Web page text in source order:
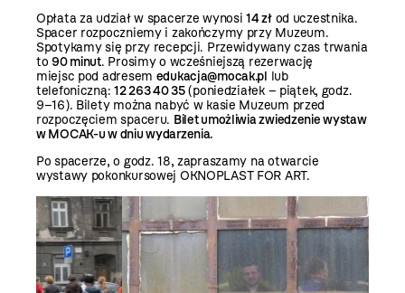
Opłata za udział w spacerze wynosi14 złod uczestnika.
Spacer rozpoczniemy i zakończymy przy Muzeum.
Spotykamy się przy recepcji. Przewidywany czas trwania
to90 minut. Prosimy o wcześniejszą rezerwację
miejsc pod adresem edukacja@mocak.pl lub
telefoniczną:12 263 40 35(poniedziałek – piątek, godz.
9–16). Bilety można nabyć w kasie Muzeum przed
rozpoczęciem spaceru. Bilet umożliwia zwiedzenie wystaw
w MOCAK-u w dniu wydarzenia.
Po spacerze, o godz. 18, zapraszamy naotwarcie
wystawy pokonkursowej OKNOPLAST FOR ART.